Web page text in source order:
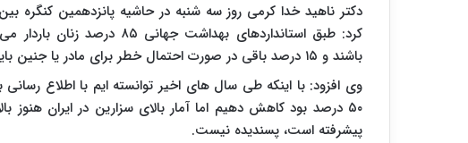
دکتر ناهید خدا کرمی روز سه شنبه در حاشیه پانزدهمین کنگره بین
کرد: طبق استانداردهای
باشند و ۱۵ درصد باقی در صورت احتمال خطر برای مادر یا جنین باید سزارین شوند.
وی افزود: با اینکه طی سال های اخیر توانسته ایم با اطلاع رسانی
۵۰ درصد بود کاهش دهیم اما آمار بالای سزارین در ایران
پیشرفته است، پسندیده نیست.